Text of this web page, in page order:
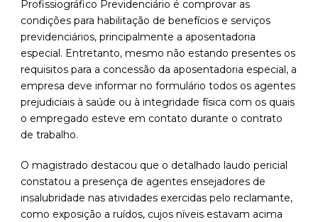
Profissiográfico Previdenciário é comprovar as
condições para habilitação de benefícios e serviços
previdenciários, principalmente a aposentadoria
especial. Entretanto, mesmo não estando presentes os
requisitos para a concessão da aposentadoria especial, a
empresa deve informar no formulário todos os agentes
prejudiciais à saúde ou à integridade física com os quais
o empregado esteve em contato durante o contrato
de trabalho.
O magistrado destacou que o detalhado laudo pericial
constatou a presença de agentes ensejadores de
insalubridade nas atividades exercidas pelo reclamante,
como exposição a ruídos, cujos níveis estavam acima